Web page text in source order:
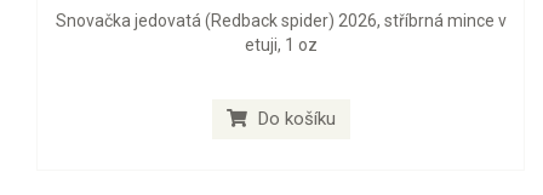
Snovačka jedovatá (Redback spider) 2026, stříbrná mince v
etuji, 1 oz
Do košíku